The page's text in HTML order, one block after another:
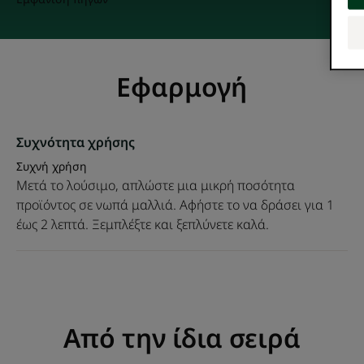
Εφαρμογή
Συχνότητα χρήσης
Συχνή χρήση
Μετά το λούσιμο, απλώστε μια μικρή ποσότητα
προϊόντος σε νωπά μαλλιά. Αφήστε το να δράσει για 1
έως 2 λεπτά. Ξεμπλέξτε και ξεπλύνετε καλά.
Από την ίδια σειρά